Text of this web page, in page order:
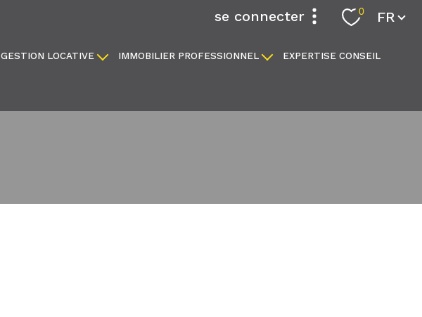
se connecter 0 Langue
FR
GESTION LOCATIVE IMMOBILIER PROFESSIONNEL EXPERTISE CONSEIL